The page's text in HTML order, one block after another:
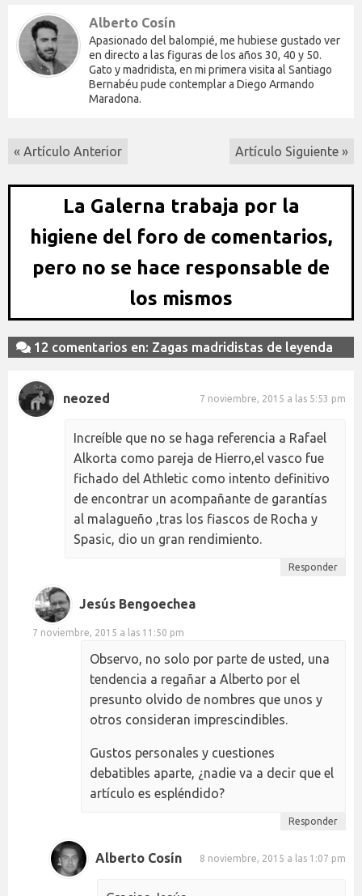
Alberto Cosín
Apasionado del balompié, me hubiese gustado ver
en directo a las figuras de los años 30, 40 y 50.
Gato y madridista, en mi primera visita al Santiago
Bernabéu pude contemplar a Diego Armando
Maradona.
« Artículo Anterior Artículo Siguiente »
La Galerna trabaja por la
higiene del foro de comentarios,
pero no se hace responsable de
los mismos
12 comentarios en: Zagas madridistas de leyenda
neozed 7 noviembre, 2015 a las 5:53 pm
Increíble que no se haga referencia a Rafael
Alkorta como pareja de Hierro,el vasco fue
fichado del Athletic como intento definitivo
de encontrar un acompañante de garantías
al malagueño ,tras los fiascos de Rocha y
Spasic, dio un gran rendimiento.
Responder
Jesús Bengoechea
7 noviembre, 2015 a las 11:50 pm
Observo, no solo por parte de usted, una
tendencia a regañar a Alberto por el
presunto olvido de nombres que unos y
otros consideran imprescindibles.
Gustos personales y cuestiones
debatibles aparte, ¿nadie va a decir que el
artículo es espléndido?
Responder
Alberto Cosín 8 noviembre, 2015 a las 1:07 pm